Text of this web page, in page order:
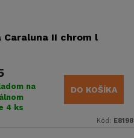
Caraluna II chrom l
na
4 ks
DO KOŠÍKA
Kód: E8198